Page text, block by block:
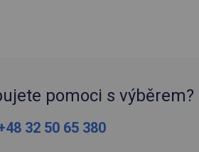
pomoci s výběrem?
32 50 65 380